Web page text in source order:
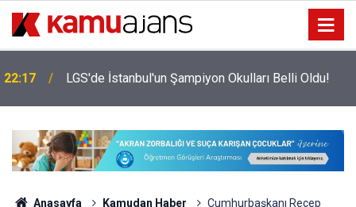
22:17 LGS'de İstanbul'un Şampiyon Okulları Belli Oldu!
Anasayfa Kamudan Haber
Cumhurbaşkanı Recep